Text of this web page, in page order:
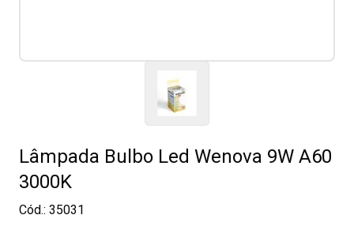
Lâmpada Bulbo Led Wenova 9W A60
3000K
Cód.: 35031